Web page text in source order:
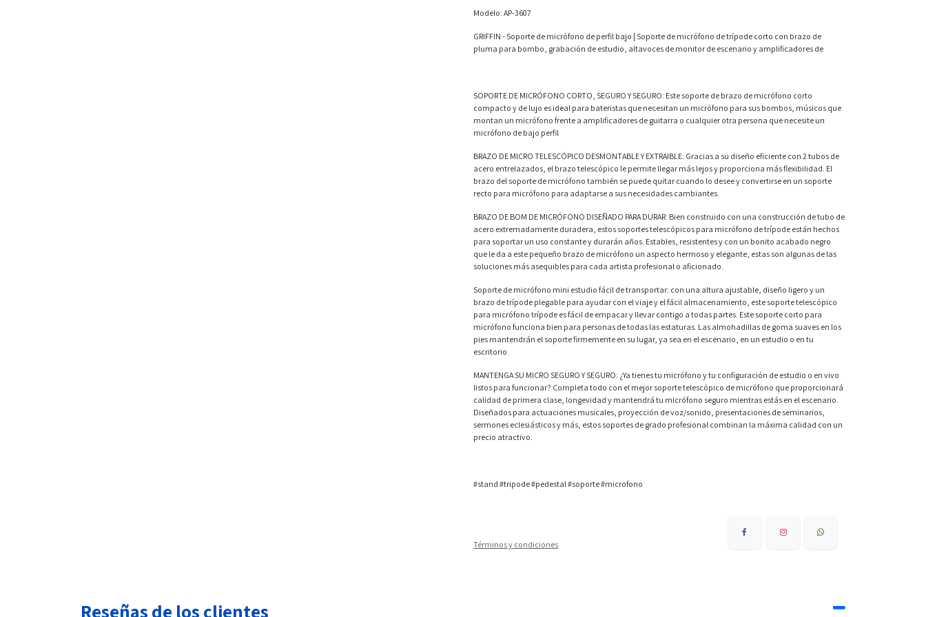
Modelo: AP-3607
GRIFFIN - Soporte de micrófono de perfil bajo | Soporte de micrófono de trípode corto con brazo de
pluma para bombo, grabación de estudio, altavoces de monitor de escenario y amplificadores de
SOPORTE DE MICRÓFONO CORTO, SEGURO Y SEGURO: Este soporte de brazo de micrófono corto
compacto y de lujo es ideal para bateristas que necesitan un micrófono para sus bombos, músicos que
montan un micrófono frente a amplificadores de guitarra o cualquier otra persona que necesite un
micrófono de bajo perfil
BRAZO DE MICRO TELESCÓPICO DESMONTABLE Y EXTRAIBLE: Gracias a su diseño eficiente con 2 tubos de
acero entrelazados, el brazo telescópico le permite llegar más lejos y proporciona más flexibilidad. El
brazo del soporte de micrófono también se puede quitar cuando lo desee y convertirse en un soporte
recto para micrófono para adaptarse a sus necesidades cambiantes.
BRAZO DE BOM DE MICRÓFONO DISEÑADO PARA DURAR: Bien construido con una construcción de tubo de
acero extremadamente duradera, estos soportes telescópicos para micrófono de trípode están hechos
para soportar un uso constante y durarán años. Estables, resistentes y con un bonito acabado negro
que le da a este pequeño brazo de micrófono un aspecto hermoso y elegante, estas son algunas de las
soluciones más asequibles para cada artista profesional o aficionado.
Soporte de micrófono mini estudio fácil de transportar: con una altura ajustable, diseño ligero y un
brazo de trípode plegable para ayudar con el viaje y el fácil almacenamiento, este soporte telescópico
para micrófono trípode es fácil de empacar y llevar contigo a todas partes. Este soporte corto para
micrófono funciona bien para personas de todas las estaturas. Las almohadillas de goma suaves en los
pies mantendrán el soporte firmemente en su lugar, ya sea en el escenario, en un estudio o en tu
escritorio.
MANTENGA SU MICRO SEGURO Y SEGURO: ¿Ya tienes tu micrófono y tu configuración de estudio o en vivo
listos para funcionar? Completa todo con el mejor soporte telescópico de micrófono que proporcionará
calidad de primera clase, longevidad y mantendrá tu micrófono seguro mientras estás en el escenario.
Diseñados para actuaciones musicales, proyección de voz/sonido, presentaciones de seminarios,
sermones eclesiásticos y más, estos soportes de grado profesional combinan la máxima calidad con un
precio atractivo.
#stand #tripode #pedestal #soporte #microfono
Términos y condiciones
Reseñas de los clientes